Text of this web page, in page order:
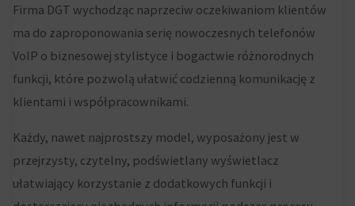
Firma DGT wychodząc naprzeciw oczekiwaniom klientów
ma do zaproponowania serię nowoczesnych telefonów
VoIP o biznesowej stylistyce i bogactwie różnorodnych
funkcji, które pozwolą ułatwić codzienną komunikację z
klientami i współpracownikami.
Każdy, nawet najprostszy model, wyposażony jest w
przejrzysty, czytelny, podświetlany wyświetlacz
ułatwiający korzystanie z dodatkowych funkcji i
polityką
prywatności
witryny.
Ten
opisuje
rodzaje
używanych